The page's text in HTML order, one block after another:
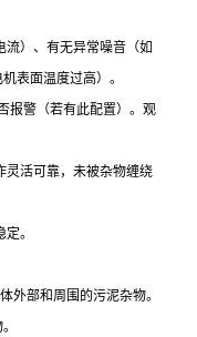
流）、有无异常噪音（如
表面温度过高）。
报警（若有此配置）。观
灵活可靠，未被杂物缠绕
。
外部和周围的污泥杂物。